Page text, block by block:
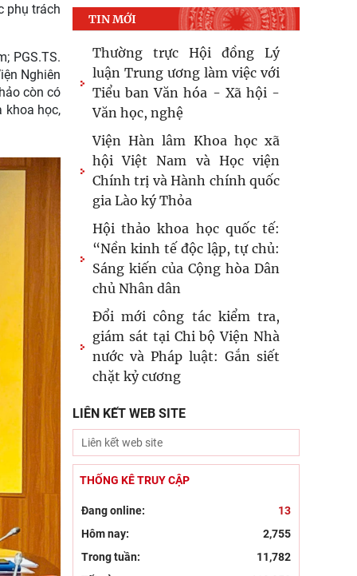
phụ trách
PGS.TS.
Nghiên
còn có
khoa học,
TIN MỚI
Thường trực Hội đồng Lý
luận Trung ương làm việc với
Tiểu ban Văn hóa - Xã hội -
Văn học, nghệ
Viện Hàn lâm Khoa học xã
hội Việt Nam và Học viện
Chính trị và Hành chính quốc
gia Lào ký Thỏa
Hội thảo khoa học quốc tế:
“Nền kinh tế độc lập, tự chủ:
Sáng kiến của Cộng hòa Dân
chủ Nhân dân
Đổi mới công tác kiểm tra,
giám sát tại Chi bộ Viện Nhà
nước và Pháp luật: Gắn siết
chặt kỷ cương
Đẩy mạnh sáng tác văn học,
Ngày Thương binh - Liệt sĩ
Chủ tịch Viện Hàn lâm Khoa
làm việc tại Viện Khoa học
Kinh tế và Xã hội
Dân chủ theo tư tưởng Hồ
LIÊN KẾT WEB SITE
THỐNG KÊ TRUY CẬP
Đang online:
13
Hôm nay:
2,755
Trong tuần:
11,782